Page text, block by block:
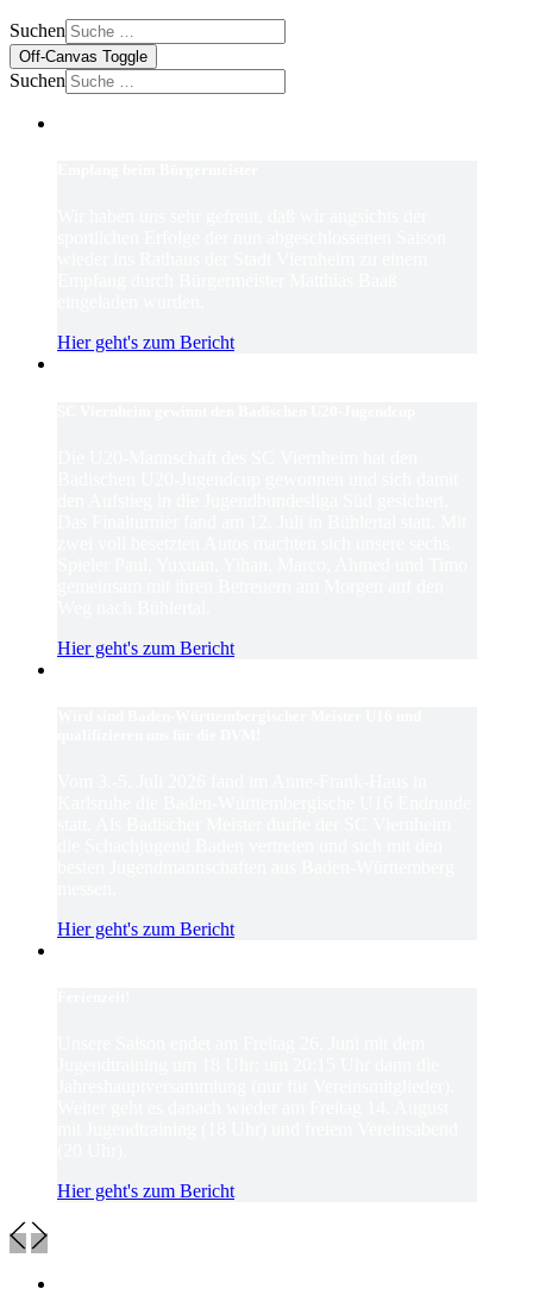
Suchen
Off-Canvas Toggle
Suchen
Hier geht's zum Bericht
Hier geht's zum Bericht
Hier geht's zum Bericht
Hier geht's zum Bericht